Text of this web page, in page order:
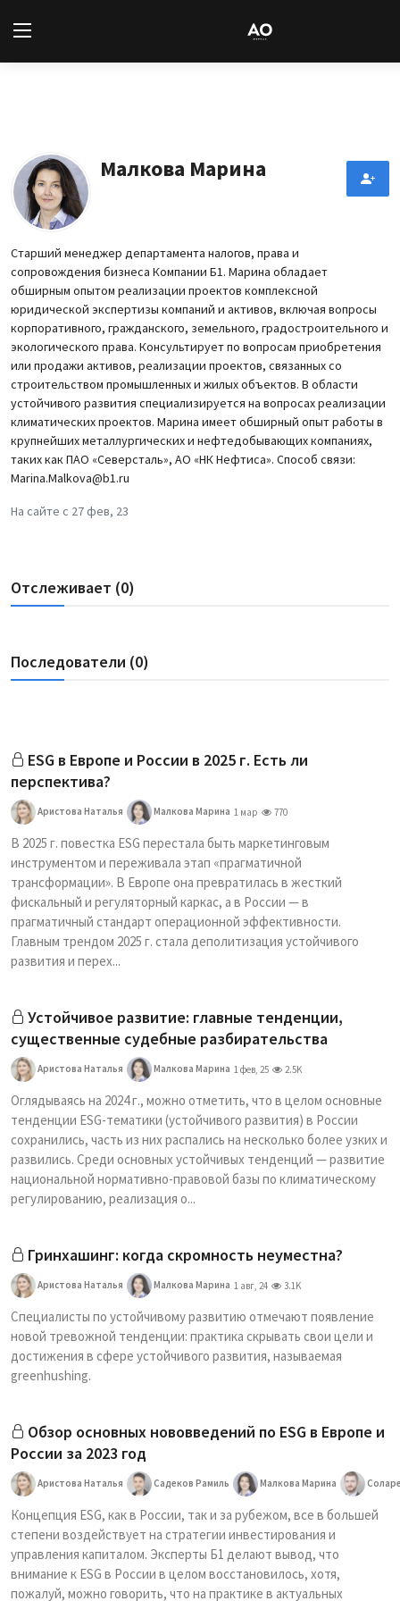
Новости
Статьи
Архив
База знаний
Подписка
Малкова Марина
Старший менеджер департамента налогов, права и
сопровождения бизнеса Компании Б1. Марина обладает
обширным опытом реализации проектов комплексной
юридической экспертизы компаний и активов, включая вопросы
корпоративного, гражданского, земельного, градостроительного и
экологического права. Консультирует по вопросам приобретения
или продажи активов, реализации проектов, связанных со
строительством промышленных и жилых объектов. В области
устойчивого развития специализируется на вопросах реализации
климатических проектов. Марина имеет обширный опыт работы в
крупнейших металлургических и нефтедобывающих компаниях,
таких как ПАО «Северсталь», АО «НК Нефтиса». Способ связи:
Marina.Malkova@b1.ru
На сайте с 27 фев, 23
Отслеживает (0)
Последователи (0)
ESG в Европе и России в 2025 г. Есть ли
перспектива?
Аристова Наталья Малкова Марина 1 мар 770
В 2025 г. повестка ESG перестала быть маркетинговым
инструментом и переживала этап «прагматичной
трансформации». В Европе она превратилась в жесткий
фискальный и регуляторный каркас, а в России — в
прагматичный стандарт операционной эффективности.
Главным трендом 2025 г. стала деполитизация устойчивого
развития и перех...
Устойчивое развитие: главные тенденции,
существенные судебные разбирательства
Аристова Наталья Малкова Марина 1 фев, 25 2.5K
Оглядываясь на 2024 г., можно отметить, что в целом основные
тенденции ESG-тематики (устойчивого развития) в России
сохранились, часть из них распались на несколько более узких и
развились. Среди основных устойчивых тенденций — развитие
национальной нормативно-правовой базы по климатическому
регулированию, реализация о...
Гринхашинг: когда скромность неуместна?
Аристова Наталья Малкова Марина 1 авг, 24 3.1K
Специалисты по устойчивому развитию отмечают появление
новой тревожной тенденции: практика скрывать свои цели и
достижения в сфере устойчивого развития, называемая
greenhushing.
Обзор основных нововведений по ESG в Европе и
России за 2023 год
Аристова Наталья Садеков Рамиль Малкова Марина
Концепция ESG, как в России, так и за рубежом, все в большей
степени воздействует на стратегии инвестирования и
управления капиталом. Эксперты Б1 делают вывод, что
внимание к ESG в России в целом восстановилось, хотя,
пожалуй, можно говорить, что на практике в актуальных